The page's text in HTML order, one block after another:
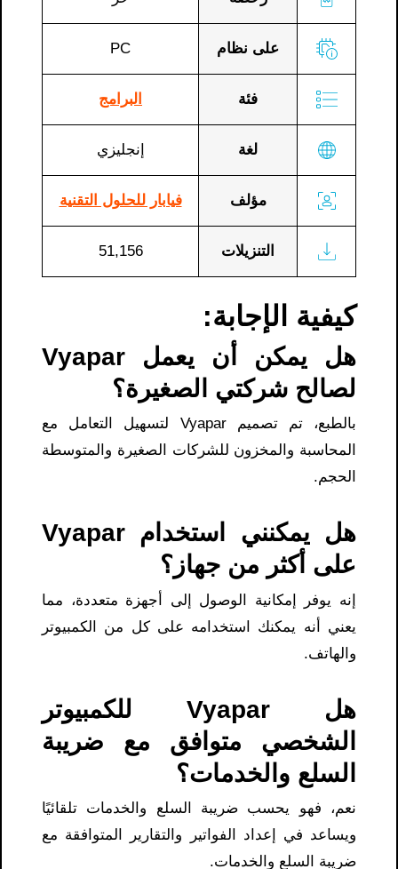
على نظام PC
فئة البرامج
لغة إنجليزي
مؤلف فيابار للحلول التقنية
التنزيلات 51,156
كيفية الإجابة:
هل يمكن أن يعمل Vyapar
لصالح شركتي الصغيرة؟
بالطبع، تم تصميم Vyapar لتسهيل التعامل مع
المحاسبة والمخزون للشركات الصغيرة والمتوسطة
الحجم.
هل يمكنني استخدام Vyapar
على أكثر من جهاز؟
إنه يوفر إمكانية الوصول إلى أجهزة متعددة، مما
يعني أنه يمكنك استخدامه على كل من الكمبيوتر
والهاتف.
هل Vyapar للكمبيوتر
الشخصي متوافق مع ضريبة
السلع والخدمات؟
نعم، فهو يحسب ضريبة السلع والخدمات تلقائيًا
ويساعد في إعداد الفواتير والتقارير المتوافقة مع
ضريبة السلع والخدمات.